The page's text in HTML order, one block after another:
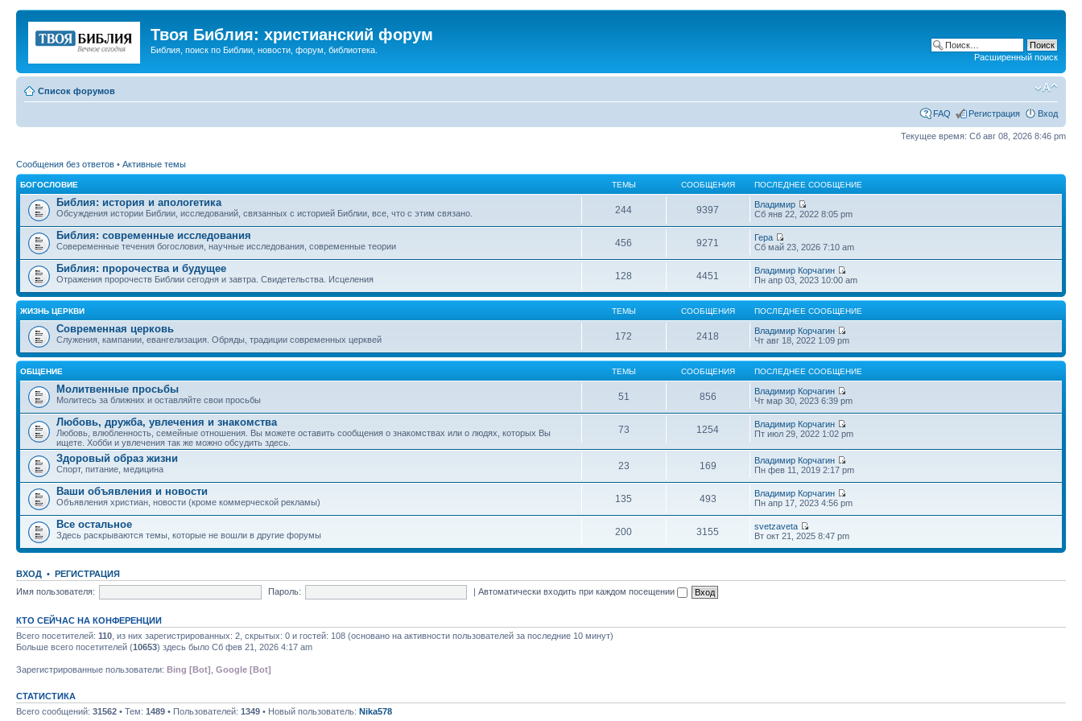
Твоя Библия: христианский форум
Библия, поиск по Библии, новости, форум, библиотека.
Расширенный поиск
Список форумов
FAQ Регистрация Вход
Текущее время: Сб авг 08, 2026 8:46 pm
Сообщения без ответов • Активные темы
БОГОСЛОВИЕ ТЕМЫ СООБЩЕНИЯ ПОСЛЕДНЕЕ СООБЩЕНИЕ
Библия: история и апологетика
Обсуждения истории Библии, исследований, связанных с историей Библии, все, что с этим связано. 244 9397
Владимир
Сб янв 22, 2022 8:05 pm
Библия: современные исследования
Совеременные течения богословия, научные исследования, современные теории 456 9271
Гера
Сб май 23, 2026 7:10 am
Библия: пророчества и будущее
Отражения пророчеств Библии сегодня и завтра. Свидетельства. Исцеления 128 4451
Владимир Корчагин
Пн апр 03, 2023 10:00 am
ЖИЗНЬ ЦЕРКВИ ТЕМЫ СООБЩЕНИЯ ПОСЛЕДНЕЕ СООБЩЕНИЕ
Современная церковь
Служения, кампании, евангелизация. Обряды, традиции современных церквей 172 2418
Владимир Корчагин
Чт авг 18, 2022 1:09 pm
ОБЩЕНИЕ ТЕМЫ СООБЩЕНИЯ ПОСЛЕДНЕЕ СООБЩЕНИЕ
Молитвенные просьбы
Молитесь за ближних и оставляйте свои просьбы 51 856
Владимир Корчагин
Чт мар 30, 2023 6:39 pm
Любовь, дружба, увлечения и знакомства
Любовь, влюбленность, семейные отношения. Вы можете оставить сообщения о знакомствах или о людях, которых Вы
ищете. Хобби и увлечения так же можно обсудить здесь.
73 1254
Владимир Корчагин
Пт июл 29, 2022 1:02 pm
Здоровый образ жизни
Спорт, питание, медицина 23 169
Владимир Корчагин
Пн фев 11, 2019 2:17 pm
Ваши объявления и новости
Объявления христиан, новости (кроме коммерческой рекламы) 135 493
Владимир Корчагин
Пн апр 17, 2023 4:56 pm
Все остальное
Здесь раскрываются темы, которые не вошли в другие форумы 200 3155
svetzaveta
Вт окт 21, 2025 8:47 pm
ВХОД • РЕГИСТРАЦИЯ
Имя пользователя:
Пароль: |Автоматически входить при каждом посещении
КТО СЕЙЧАС НА КОНФЕРЕНЦИИ
Всего посетителей: 110 , из них зарегистрированных: 2, скрытых: 0 и гостей: 108 (основано на активности пользователей за последние 10 минут)
Больше всего посетителей (10653) здесь было Сб фев 21, 2026 4:17 am
Зарегистрированные пользователи: Bing [Bot] Google [Bot]
СТАТИСТИКА
Всего сообщений: 31562 • Тем: 1489 • Пользователей: 1349 • Новый пользователь: Nika578